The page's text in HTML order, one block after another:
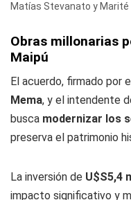
Matías Stevanato y Marité
Obras millonarias
Maipú
El acuerdo, firmado por
Mema, y el intendente
busca modernizar los
preserva el patrimonio
La inversión de U$S5,4
impacto significativo y